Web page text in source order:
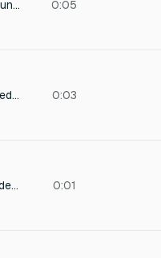
sound of roots growing together and springing through the ground earth rumbling 0:05
sound of roots growing together all at once as if a tree sprouted out of the ground within a few seconds 0:03
A single, close-mic'd footstep on dry, hard-packed earth, recorded with a hint of natural room ambience, emphasizing a deep, resonant low-frequency thud. 0:01